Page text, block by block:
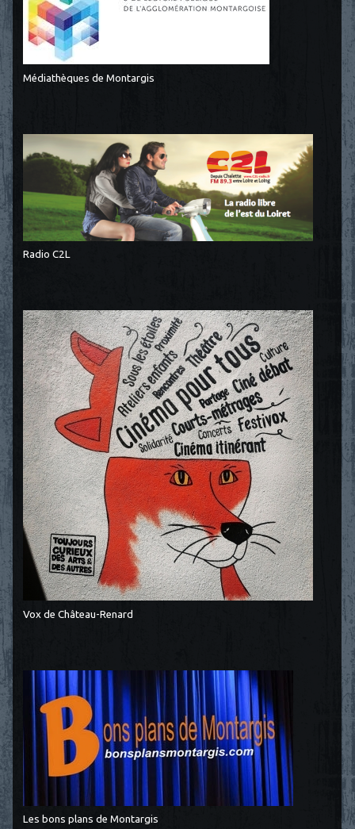
Médiathèques de Montargis
Radio C2L
Vox de Château-Renard
Les bons plans de Montargis